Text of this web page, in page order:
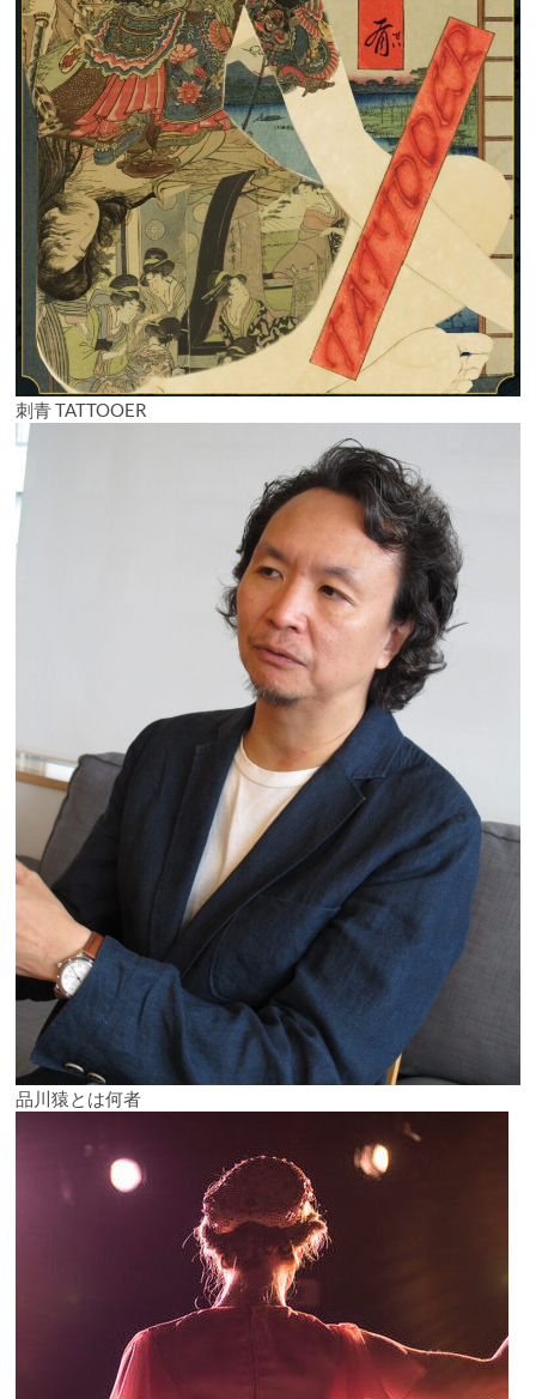
な
舞
台
が
や
っ
て
来
る
刺青 TATTOOER
品川猿とは何者